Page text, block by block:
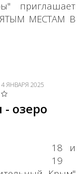
приглашает
МЕСТАМ В
ЯНВАРЯ 2025
озеро
18 и
19